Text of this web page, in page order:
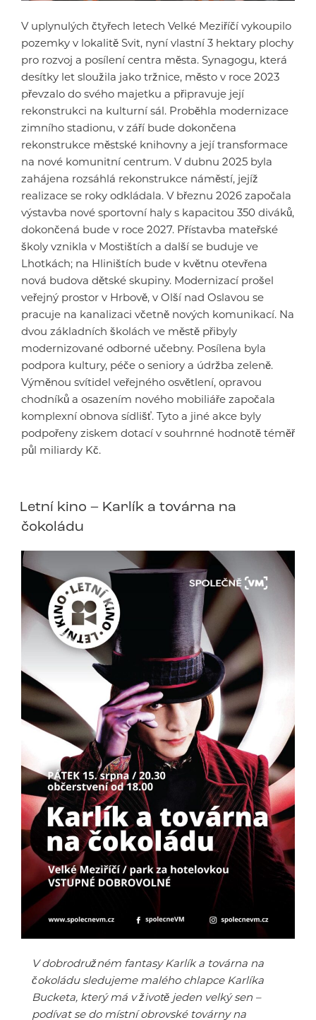
V uplynulých čtyřech letech Velké Meziříčí vykoupilo
pozemky v lokalitě Svit, nyní vlastní 3 hektary plochy
pro rozvoj a posílení centra města. Synagogu, která
desítky let sloužila jako tržnice, město v roce 2023
převzalo do svého majetku a připravuje její
rekonstrukci na kulturní sál. Proběhla modernizace
zimního stadionu, v září bude dokončena
rekonstrukce městské knihovny a její transformace
na nové komunitní centrum. V dubnu 2025 byla
zahájena rozsáhlá rekonstrukce náměstí, jejíž
realizace se roky odkládala. V březnu 2026 započala
výstavba nové sportovní haly s kapacitou 350 diváků,
dokončená bude v roce 2027. Přístavba mateřské
školy vznikla v Mostištích a další se buduje ve
Lhotkách; na Hliništích bude v květnu otevřena
nová budova dětské skupiny. Modernizací prošel
veřejný prostor v Hrbově, v Olší nad Oslavou se
pracuje na kanalizaci včetně nových komunikací. Na
dvou základních školách ve městě přibyly
modernizované odborné učebny. Posílena byla
podpora kultury, péče o seniory a údržba zeleně.
Výměnou svítidel veřejného osvětlení, opravou
chodníků a osazením nového mobiliáře započala
komplexní obnova sídlišť. Tyto a jiné akce byly
podpořeny ziskem dotací v souhrnné hodnotě téměř
půl miliardy Kč.
Letní kino – Karlík a továrna na
čokoládu
V dobrodružném fantasy Karlík a továrna na
čokoládu sledujeme malého chlapce Karlíka
Bucketa, který má v životě jeden velký sen –
podívat se do místní obrovské továrny na